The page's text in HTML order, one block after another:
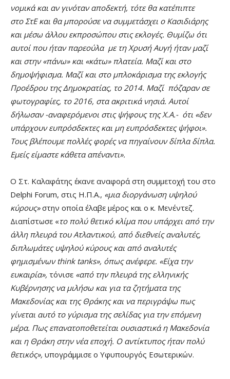
νομικά και αν γινόταν αποδεκτή, τότε θα κατέπιπτε
στο ΣτΕ και θα μπορούσε να συμμετάσχει ο Κασιδιάρης
και μέσω άλλου εκπροσώπου στις εκλογές. Θυμίζω ότι
αυτοί που ήταν παρεούλα με τη Χρυσή Αυγή ήταν μαζί
και στην «πάνω» και «κάτω» πλατεία. Μαζί και στο
δημοψήφισμα. Μαζί και στο μπλοκάρισμα της εκλογής
Προέδρου της Δημοκρατίας, το 2014. Μαζί πόζαραν σε
φωτογραφίες, το 2016, στα ακριτικά νησιά. Αυτοί
δήλωσαν -αναφερόμενοι στις ψήφους της Χ.Α.- ότι «δεν
υπάρχουν ευπρόσδεκτες και μη ευπρόσδεκτες ψήφοι».
Τους βλέπουμε πολλές φορές να πηγαίνουν δίπλα δίπλα.
Εμείς είμαστε κάθετα απέναντι».
Ο Στ. Καλαφάτης έκανε αναφορά στη συμμετοχή του στο
Delphi Forum, στις Η.Π.Α., «μια διοργάνωση υψηλού
κύρους»στην οποία έλαβε μέρος και ο κ. Μενέντεζ.
Διαπίστωσε «το πολύ θετικό κλίμα που υπάρχει από την
άλλη πλευρά του Ατλαντικού, από διεθνείς αναλυτές,
διπλωμάτες υψηλού κύρους και από αναλυτές
φημισμένων think tanks», όπως ανέφερε. «Είχα την
ευκαιρία», τόνισε «από την πλευρά της ελληνικής
Κυβέρνησης να μιλήσω και για τα ζητήματα της
Μακεδονίας και της Θράκης και να περιγράψω πως
γίνεται αυτό το γύρισμα της σελίδας για την επόμενη
μέρα. Πως επανατοποθετείται ουσιαστικά η Μακεδονία
και η Θράκη στην νέα εποχή. Ο αντίκτυπος ήταν πολύ
θετικός», υπογράμμισε ο Υφυπουργός Εσωτερικών.